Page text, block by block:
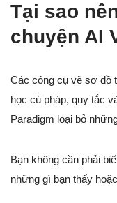
Tại sao
chuyện AI
Các công cụ vẽ sơ đồ
học cú pháp, quy tắc
Paradigm loại bỏ
Bạn không cần phải
những gì bạn thấy